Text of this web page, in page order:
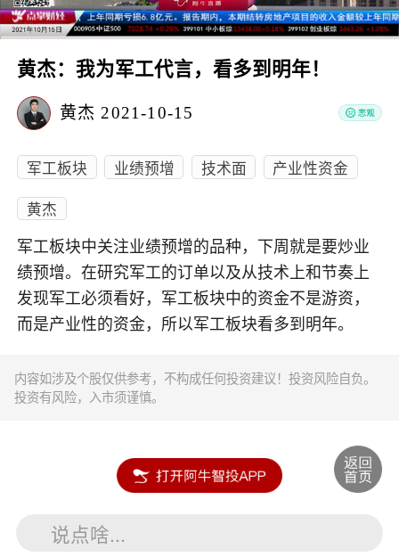
黄杰：我为军工代言，看多到明年！
黄杰 2021-10-15
军工板块 业绩预增 技术面
产业性资金
黄杰
军工板块中关注业绩预增的品种，下周就是要炒业
绩预增。在研究军工的订单以及从技术上和节奏上
发现军工必须看好，军工板块中的资金不是游资，
而是产业性的资金，所以军工板块看多到明年。
内容如涉及个股仅供参考，不构成任何投资建议！投资风险自负。
投资有风险，入市须谨慎。
说点啥...